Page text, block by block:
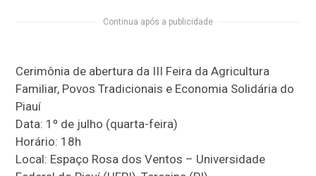
Continua após a publicidade
Cerimônia de abertura da III Feira da Agricultura
Familiar, Povos Tradicionais e Economia Solidária do
Piauí
Data: 1º de julho (quarta-feira)
Horário: 18h
Local: Espaço Rosa dos Ventos – Universidade